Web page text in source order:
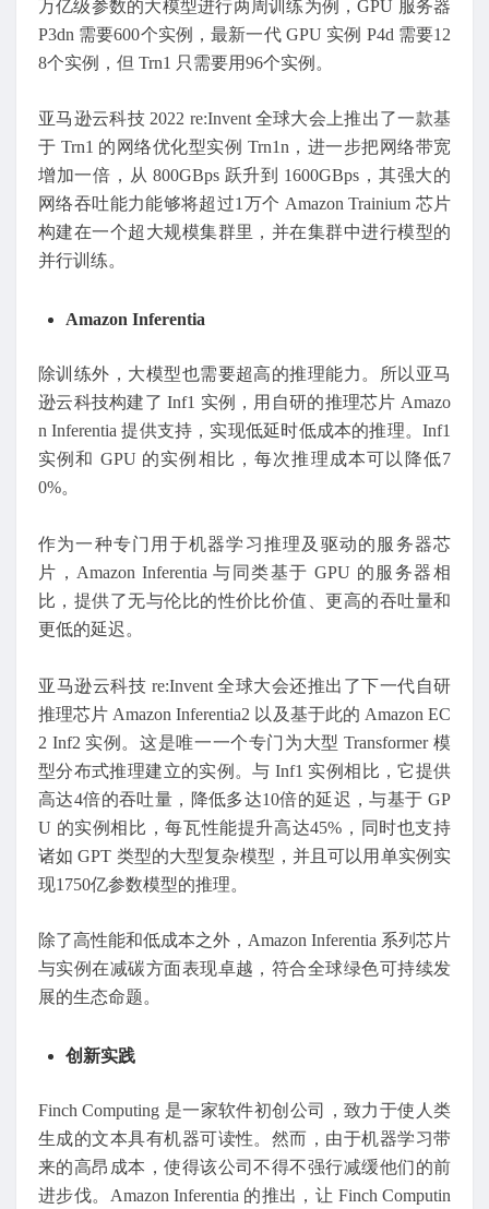
万亿级参数的大模型进行两周训练为例，GPU 服务器
P3dn 需要600个实例，最新一代 GPU 实例 P4d 需要12
8个实例，但 Trn1 只需要用96个实例。
亚马逊云科技 2022 re:Invent 全球大会上推出了一款基
于 Trn1 的网络优化型实例 Trn1n，进一步把网络带宽
增加一倍，从 800GBps 跃升到 1600GBps，其强大的
网络吞吐能力能够将超过1万个 Amazon Trainium 芯片
构建在一个超大规模集群里，并在集群中进行模型的
并行训练。
Amazon Inferentia
除训练外，大模型也需要超高的推理能力。所以亚马
逊云科技构建了 Inf1 实例，用自研的推理芯片 Amazo
n Inferentia 提供支持，实现低延时低成本的推理。Inf1
实例和 GPU 的实例相比，每次推理成本可以降低7
0%。
作为一种专门用于机器学习推理及驱动的服务器芯
片，Amazon Inferentia 与同类基于 GPU 的服务器相
比，提供了无与伦比的性价比价值、更高的吞吐量和
更低的延迟。
亚马逊云科技 re:Invent 全球大会还推出了下一代自研
推理芯片 Amazon Inferentia2 以及基于此的 Amazon EC
2 Inf2 实例。这是唯一一个专门为大型 Transformer 模
型分布式推理建立的实例。与 Inf1 实例相比，它提供
高达4倍的吞吐量，降低多达10倍的延迟，与基于 GP
U 的实例相比，每瓦性能提升高达45%，同时也支持
诸如 GPT 类型的大型复杂模型，并且可以用单实例实
现1750亿参数模型的推理。
除了高性能和低成本之外，Amazon Inferentia 系列芯片
与实例在减碳方面表现卓越，符合全球绿色可持续发
展的生态命题。
创新实践
Finch Computing 是一家软件初创公司，致力于使人类
生成的文本具有机器可读性。然而，由于机器学习带
来的高昂成本，使得该公司不得不强行减缓他们的前
进步伐。Amazon Inferentia 的推出，让 Finch Computin